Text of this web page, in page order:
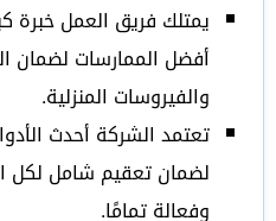
يمتلك فريق العمل خبرة
أفضل الممارسات لضمان
والفيروسات المنزلية.
تعتمد الشركة أحدث
لضمان تعقيم شامل لكل
وفعالة تمامًا.